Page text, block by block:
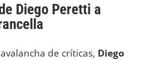
Diego Peretti a
de críticas, Diego